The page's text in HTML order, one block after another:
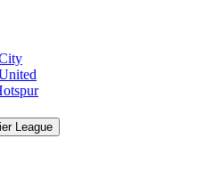
League